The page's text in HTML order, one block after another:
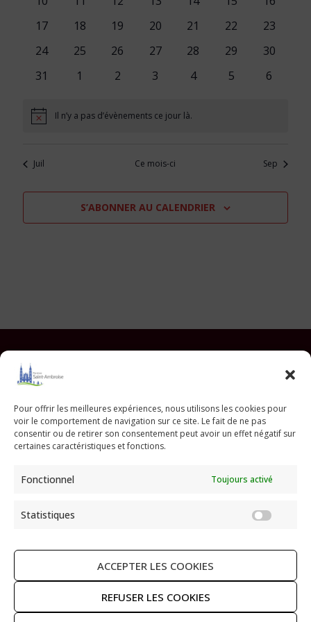
Pour offrir les meilleures expériences, nous utilisons les cookies pour
voir le comportement de navigation sur ce site. Le fait de ne pas
consentir ou de retirer son consentement peut avoir un effet négatif sur
certaines caractéristiques et fonctions.
Fonctionnel Toujours activé
Statistiques
ACCEPTER LES COOKIES
REFUSER LES COOKIES
017
018
019
0
20
0
21
0
22
0
23
0
24
0
25
0
26
0
27
0
28
0
29
0
30
0
31
01
0
2
0
3
0
4
0
5
0
6
NoticeIl n’y a pas d’évènements ce jour là.
Juil Ce mois-ci Sep
S’ABONNER AU CALENDRIER
Paroisse Saint Ambroise
33 avenue Parmentier - 75011 Paris
01 43 55 56 18
RECHERCHER